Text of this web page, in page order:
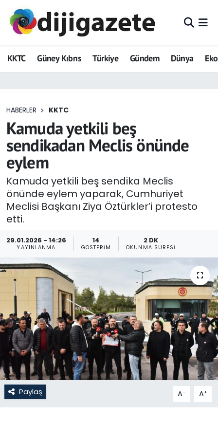
KKTC Güney Kıbrıs Türkiye Gündem Dünya
HABERLER KKTC
Kamuda yetkili beş
sendikadan Meclis önünde
eylem
Kamuda yetkili beş sendika Meclis
önünde eylem yaparak, Cumhuriyet
Meclisi Başkanı Ziya Öztürkler’i protesto
etti.
29.01.2026 - 14:26
YAYINLANMA
14
GÖSTERIM
2 DK
OKUNMA SÜRESI
Paylaş A- A+
ADVERTORIAL
Dijigazete
Eğitim
Ekonomi
Foto Galeri
GEZİ
Güncel
Gündem
KKTC
KKTC YEREL SEÇİM 2018
Kültür Sanat
Magazin
Moda
Nöbetçi Eczaneler
Hava Durumu
Trafik Durumu
Tüm Manşetler
Son Dakika Haberleri
Haber Arşivi